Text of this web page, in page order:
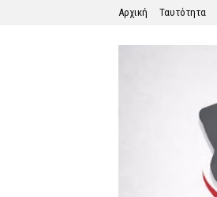
Αρχική Ταυτότητα